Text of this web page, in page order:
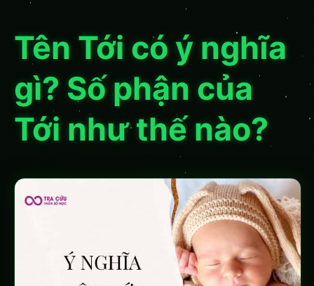
Tên Tới có ý nghĩa
gì? Số phận của
Tới như thế nào?